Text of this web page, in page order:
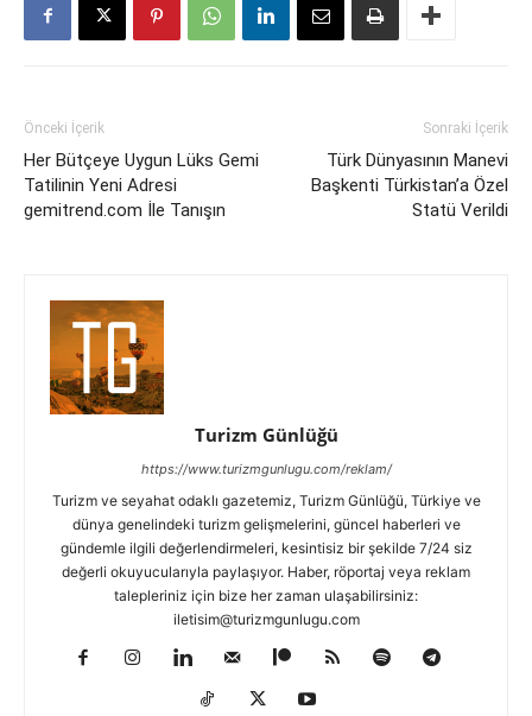
Önceki İçerik
Her Bütçeye Uygun Lüks Gemi
Tatilinin Yeni Adresi
gemitrend.com İle Tanışın
Sonraki İçerik
Türk Dünyasının Manevi
Başkenti Türkistan’a Özel
Statü Verildi
Turizm Günlüğü
https://www.turizmgunlugu.com/reklam/
Turizm ve seyahat odaklı gazetemiz, Turizm Günlüğü, Türkiye ve
dünya genelindeki turizm gelişmelerini, güncel haberleri ve
gündemle ilgili değerlendirmeleri, kesintisiz bir şekilde 7/24 siz
değerli okuyucularıyla paylaşıyor. Haber, röportaj veya reklam
talepleriniz için bize her zaman ulaşabilirsiniz:
iletisim@turizmgunlugu.com